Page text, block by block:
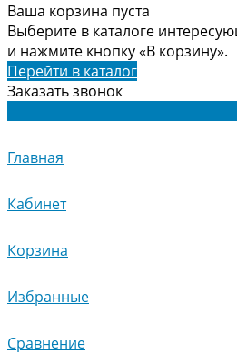
Ваша корзина пуста
Выберите в каталоге
и нажмите кнопку «В корзину».
Перейти в каталог
Заказать звонок
Главная
Кабинет
Корзина
Избранные
Сравнение